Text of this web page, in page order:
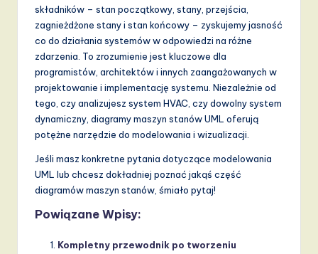
składników – stan początkowy, stany, przejścia,
zagnieżdżone stany i stan końcowy – zyskujemy jasność
co do działania systemów w odpowiedzi na różne
zdarzenia. To zrozumienie jest kluczowe dla
programistów, architektów i innych zaangażowanych w
projektowanie i implementację systemu. Niezależnie od
tego, czy analizujesz system HVAC, czy dowolny system
dynamiczny, diagramy maszyn stanów UML oferują
potężne narzędzie do modelowania i wizualizacji.
Jeśli masz konkretne pytania dotyczące modelowania
UML lub chcesz dokładniej poznać jakąś część
diagramów maszyn stanów, śmiało pytaj!
Powiązane Wpisy:
Kompletny przewodnik po tworzeniu